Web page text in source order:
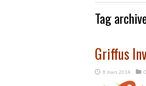
Tag
Griffus
8 mars 2014